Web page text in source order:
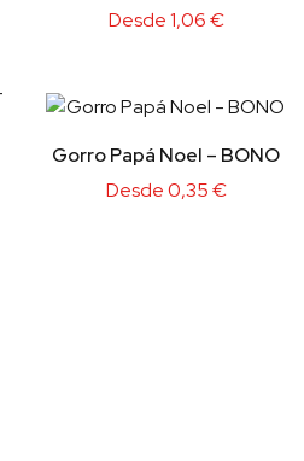
Desde1,06€
Gorro Papá Noel – BONO
Desde0,35€